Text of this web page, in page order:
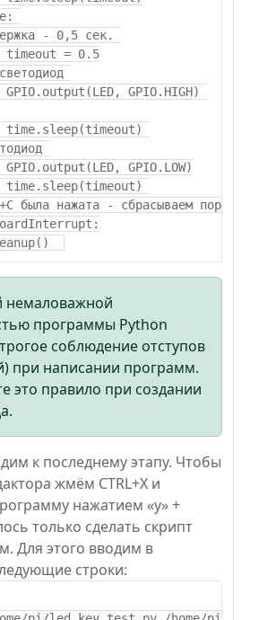
- 0,5 сек.
timeout = 0.5
GPIO.output(LED, GPIO.HIGH)
time.sleep(timeout)
GPIO.output(LED, GPIO.LOW)
time.sleep(timeout)
была нажата - сбрасываем порт и
немаловажной
программы Python
соблюдение отступов
при написании программ.
это правило при создании
к последнему этапу. Чтобы
жмём CTRL+X и
нажатием «у» +
только сделать скрипт
Для этого вводим в
строки: